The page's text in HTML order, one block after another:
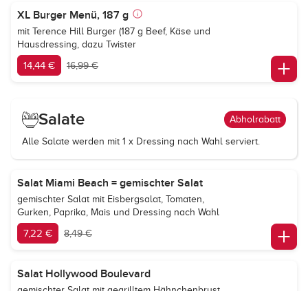
XL Burger Menü, 187 g
mit Terence Hill Burger (187 g Beef, Käse und
Hausdressing, dazu Twister
14,44 € 16,99 €
Salate Abholrabatt
Alle Salate werden mit 1 x Dressing nach Wahl serviert.
Salat Miami Beach = gemischter Salat
gemischter Salat mit Eisbergsalat, Tomaten,
Gurken, Paprika, Mais und Dressing nach Wahl
7,22 € 8,49 €
Salat Hollywood Boulevard